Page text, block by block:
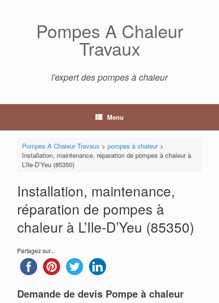
Pompes A Chaleur
Travaux
l'expert des pompes à chaleur
Menu
Pompes A Chaleur Travaux > pompes à chaleur>
Installation, maintenance, réparation de pompes à chaleur à
L’Ile-D’Yeu (85350)
Installation, maintenance,
réparation de pompes à
chaleur à L’Ile-D’Yeu (85350)
Partagez sur...
Demande de devis Pompe à chaleur